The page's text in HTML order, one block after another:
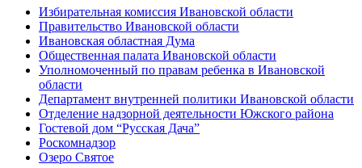
Избирательная комиссия Ивановской области
Правительство Ивановской области
Ивановская областная Дума
Общественная палата Ивановской области
Уполномоченный по правам ребенка в Ивановской
области
Департамент внутренней политики Ивановской области
Отделение надзорной деятельности Южского района
Гостевой дом “Русская Дача”
Роскомнадзор
Озеро Святое